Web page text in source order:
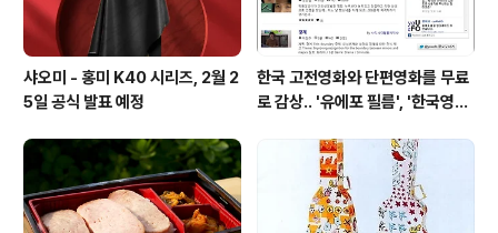
샤오미 - 홍미 K40 시리즈, 2월 2
5일 공식 발표 예정
한국 고전영화와 단편영화를 무료
로 감상.. '유에포 필름', '한국영상